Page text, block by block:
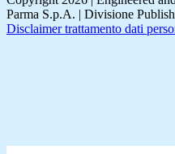
Parma S.p.A. | Divisione
Disclaimer trattamento dati